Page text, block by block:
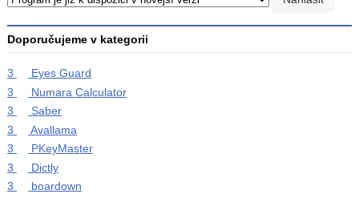
Doporučujeme v kategorii
3
Eyes Guard
3
Numara Calculator
3
Saber
3
Avallama
3
PKeyMaster
3
Dictly
3
boardown